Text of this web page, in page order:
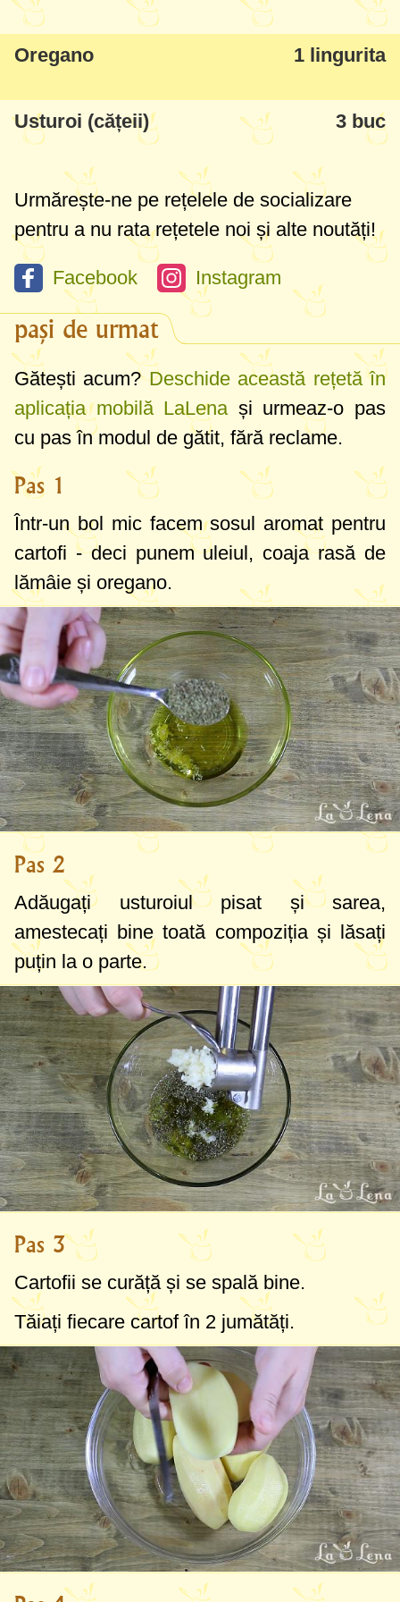
Oregano 1 lingurita
Usturoi (cățeii) 3 buc
Urmărește-ne pe rețelele de socializare
pentru a nu rata rețetele noi și alte noutăți!
Facebook Instagram
pași de urmat
Gătești acum?Deschide această rețetă în
aplicația mobilă LaLena și urmeaz-o pas
cu pas în modul de gătit, fără reclame.
Pas 1
Într-un bol mic facem sosul aromat pentru
cartofi - deci punem uleiul, coaja rasă de
lămâie și oregano.
Pas 2
Adăugați usturoiul pisat și sarea,
amestecați bine toată compoziția și lăsați
puțin la o parte.
Pas 3
Cartofii se curăță și se spală bine.
Tăiați fiecare cartof în 2 jumătăți.